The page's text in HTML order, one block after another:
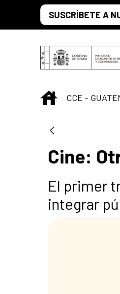
Saltar al contenido principal
SUSCRÍBETE A
INICIO
CCE -
Cine:
El primer
integrar